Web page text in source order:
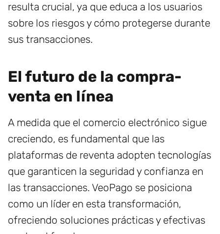
resulta crucial, ya que educa a los usuarios
sobre los riesgos y cómo protegerse durante
sus transacciones.
El futuro de la compra-
venta en línea
A medida que el comercio electrónico sigue
creciendo, es fundamental que las
plataformas de reventa adopten tecnologías
que garanticen la seguridad y confianza en
las transacciones. VeoPago se posiciona
como un líder en esta transformación,
ofreciendo soluciones prácticas y efectivas